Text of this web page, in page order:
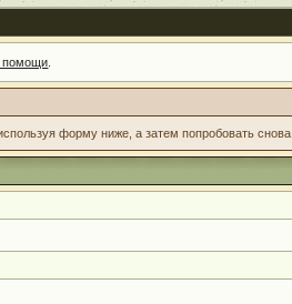
помощи
форму ниже, а затем попробовать снова.